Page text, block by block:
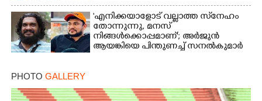
'എനിക്കയാളോട് വല്ലാത്ത സ്‌നേഹം
തോന്നുന്നു, മനസ്
നിങ്ങൾക്കൊപ്പമാണ്'; അർജുൻ
ആയങ്കിയെ പിന്തുണച്ച് സനൽകുമാർ
PHOTO GALLERY